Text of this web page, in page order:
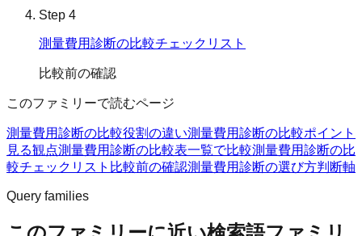
Step 4
測量費用診断の比較チェックリスト
比較前の確認
このファミリーで読むページ
測量費用診断の比較役割の違い測量費用診断の比較ポイント
見る観点測量費用診断の比較表一覧で比較測量費用診断の比
較チェックリスト 比較前の確認測量費用診断の選び方判断軸
Query families